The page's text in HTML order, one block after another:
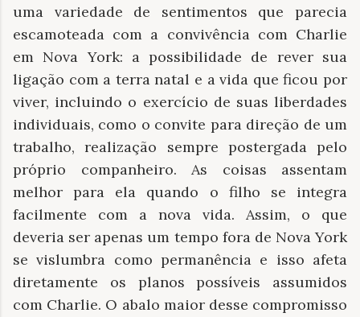
uma variedade de sentimentos que parecia
escamoteada com a convivência com Charlie
em Nova York: a possibilidade de rever sua
ligação com a terra natal e a vida que ficou por
viver, incluindo o exercício de suas liberdades
individuais, como o convite para direção de um
trabalho, realização sempre postergada pelo
próprio companheiro. As coisas assentam
melhor para ela quando o filho se integra
facilmente com a nova vida. Assim, o que
deveria ser apenas um tempo fora de Nova York
se vislumbra como permanência e isso afeta
diretamente os planos possíveis assumidos
com Charlie. O abalo maior desse compromisso